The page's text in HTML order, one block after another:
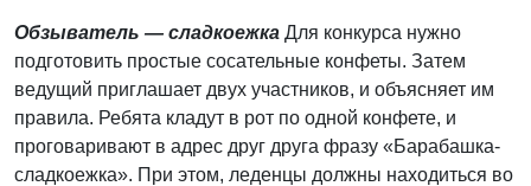
Обзыватель — сладкоежка Для конкурса нужно
подготовить простые сосательные конфеты. Затем
ведущий приглашает двух участников, и объясняет им
правила. Ребята кладут в рот по одной конфете, и
проговаривают в адрес друг друга фразу «Барабашка-
сладкоежка». При этом, леденцы должны находиться во